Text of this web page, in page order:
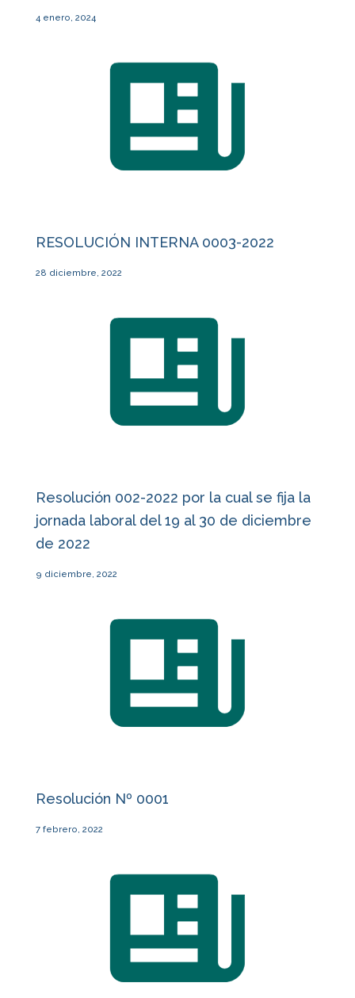
4 enero, 2024
RESOLUCIÓN INTERNA 0003-2022
28 diciembre, 2022
Resolución 002-2022 por la cual se fija la
jornada laboral del 19 al 30 de diciembre
de 2022
9 diciembre, 2022
Resolución Nº 0001
7 febrero, 2022